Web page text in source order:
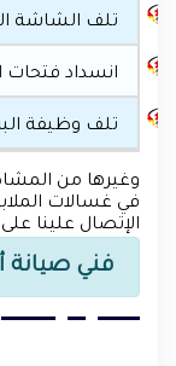
تلف الشاشة
انسداد فتحات
تلف وظيفة
وغيرها من
في غسالات
الإتصال علينا
فني صيانة